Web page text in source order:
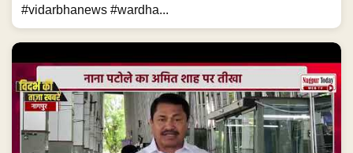
#vidarbhanews #wardha...